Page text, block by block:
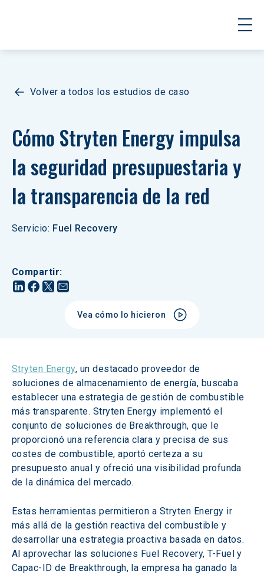
Volver a todos los estudios de caso
Cómo Stryten Energy impulsa
la seguridad presupuestaria y
la transparencia de la red
Servicio: Fuel Recovery
Compartir:
Vea cómo lo hicieron
Stryten Energy, un destacado proveedor de
soluciones de almacenamiento de energía, buscaba
establecer una estrategia de gestión de combustible
más transparente. Stryten Energy implementó el
conjunto de soluciones de Breakthrough, que le
proporcionó una referencia clara y precisa de sus
costes de combustible, aportó certeza a su
presupuesto anual y ofreció una visibilidad profunda
de la dinámica del mercado.
Estas herramientas permitieron a Stryten Energy ir
más allá de la gestión reactiva del combustible y
desarrollar una estrategia proactiva basada en datos.
Al aprovechar las soluciones Fuel Recovery, T-Fuel y
Capac-ID de Breakthrough, la empresa ha ganado la